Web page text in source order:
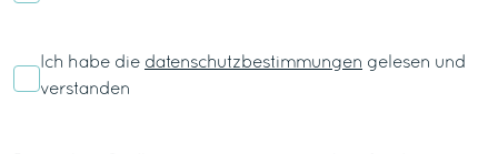
Ich habe die datenschutzbestimmungen gelesen und
verstanden